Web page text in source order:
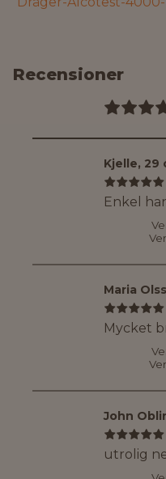
Recensioner
Kjelle, 29
Enkel
Maria
Mycket
John
utrolig